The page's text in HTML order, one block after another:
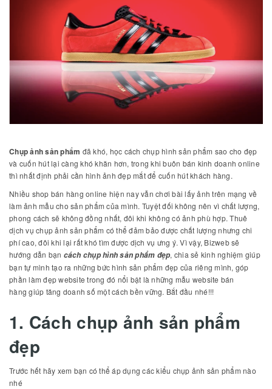
Chụp ảnh sản phẩm đã khó, học cách chụp hình sản phẩm sao cho đẹp
và cuốn hút lại càng khó khăn hơn, trong khi buôn bán kinh doanh online
thì nhất định phải cần hình ảnh đẹp mắt để cuốn hút khách hàng.
Nhiều shop bán hàng online hiện nay vẫn chơi bài lấy ảnh trên mạng về
làm ảnh mẫu cho sản phẩm của mình. Tuyệt đối không nên vì chất lượng,
phong cách sẽ không đồng nhất, đôi khi không có ảnh phù hợp. Thuê
dịch vụ chụp ảnh sản phẩm có thể đảm bảo được chất lượng nhưng chi
phí cao, đôi khi lại rất khó tìm được dịch vụ ưng ý. Vì vậy, Bizweb sẽ
hướng dẫn bạn cách chụp hình sản phẩm đẹp, chia sẻ kinh nghiệm giúp
bạn tự mình tạo ra những bức hình sản phẩm đẹp của riêng mình, góp
phần làm đẹp website trong đó nổi bật là những mẫu website bán
hàng giúp tăng doanh số một cách bền vững. Bắt đầu nhé!!!
1. Cách chụp ảnh sản phẩm
đẹp
Trước hết hãy xem bạn có thể áp dụng các kiểu chụp ảnh sản phẩm nào
nhé